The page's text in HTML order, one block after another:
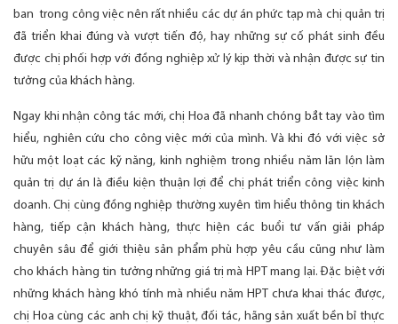
ban trong công việc nên rất nhiều các dự án phức tạp mà chị quản trị
đã triển khai đúng và vượt tiến độ, hay những sự cố phát sinh đều
được chị phối hợp với đồng nghiệp xử lý kịp thời và nhận được sự tin
tưởng của khách hàng.
Ngay khi nhận công tác mới, chị Hoa đã nhanh chóng bắt tay vào tìm
hiểu, nghiên cứu cho công việc mới của mình. Và khi đó với việc sở
hữu một loạt các kỹ năng, kinh nghiệm trong nhiều năm lăn lộn làm
quản trị dự án là điều kiện thuận lợi để chị phát triển công việc kinh
doanh. Chị cùng đồng nghiệp thường xuyên tìm hiểu thông tin khách
hàng, tiếp cận khách hàng, thực hiện các buổi tư vấn giải pháp
chuyên sâu để giới thiệu sản phẩm phù hợp yêu cầu cũng như làm
cho khách hàng tin tưởng những giá trị mà HPT mang lại. Đặc biệt với
những khách hàng khó tính mà nhiều năm HPT chưa khai thác được,
chị Hoa cùng các anh chị kỹ thuật, đối tác, hãng sản xuất bền bỉ thực